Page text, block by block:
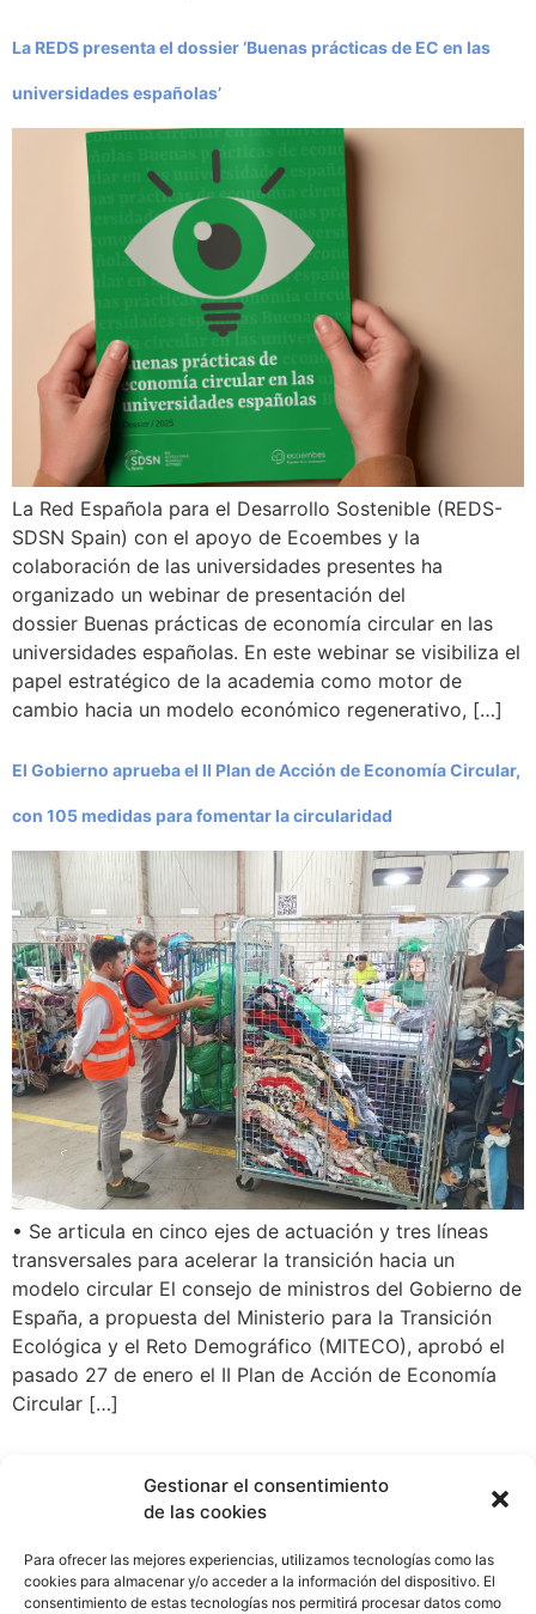
Gestionar el consentimiento
de las cookies
Para ofrecer las mejores experiencias, utilizamos tecnologías como las
cookies para almacenar y/o acceder a la información del dispositivo. El
consentimiento de estas tecnologías nos permitirá procesar datos como
La REDS presenta el dossier ‘Buenas prácticas de EC en las
universidades españolas’
La Red Española para el Desarrollo Sostenible (REDS-
SDSN Spain) con el apoyo de Ecoembes y la
colaboración de las universidades presentes ha
organizado un webinar de presentación del
dossier Buenas prácticas de economía circular en las
universidades españolas. En este webinar se visibiliza el
papel estratégico de la academia como motor de
cambio hacia un modelo económico regenerativo, […]
El Gobierno aprueba el II Plan de Acción de Economía Circular,
con 105 medidas para fomentar la circularidad
• Se articula en cinco ejes de actuación y tres líneas
transversales para acelerar la transición hacia un
modelo circular El consejo de ministros del Gobierno de
España, a propuesta del Ministerio para la Transición
Ecológica y el Reto Demográfico (MITECO), aprobó el
pasado 27 de enero el II Plan de Acción de Economía
Circular […]
Cátedra COGERSA Economía Circular
catedracogersa@uniovi.es